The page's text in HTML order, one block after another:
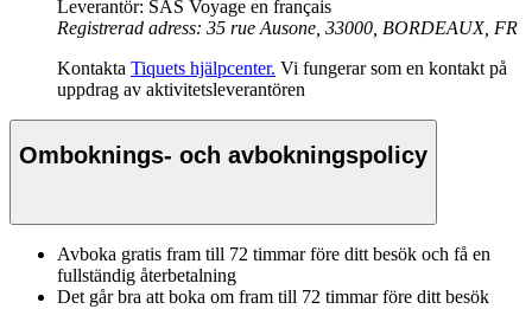
Leverantör: SAS Voyage en français
Registrerad adress: 35 rue Ausone, 33000, BORDEAUX, FR
Kontakta Tiquets hjälpcenter. Vi fungerar som en kontakt på
uppdrag av aktivitetsleverantören
Omboknings- och avbokningspolicy
Avboka gratis fram till 72 timmar före ditt besök och få en
fullständig återbetalning
Det går bra att boka om fram till 72 timmar före ditt besök